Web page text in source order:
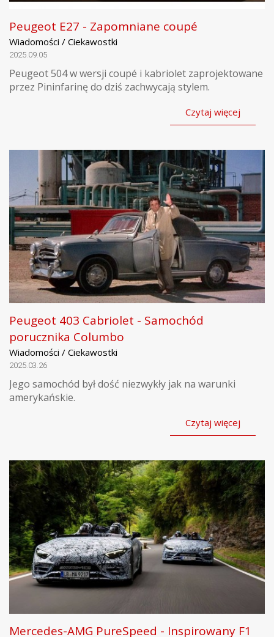
Peugeot E27 - Zapomniane coupé
Wiadomości / Ciekawostki
2025.09.05
Peugeot 504 w wersji coupé i kabriolet zaprojektowane
przez Pininfarinę do dziś zachwycają stylem.
Czytaj więcej
Peugeot 403 Cabriolet - Samochód
porucznika Columbo
Wiadomości / Ciekawostki
2025.03.26
Jego samochód był dość niezwykły jak na warunki
amerykańskie.
Czytaj więcej
Mercedes-AMG PureSpeed - Inspirowany F1